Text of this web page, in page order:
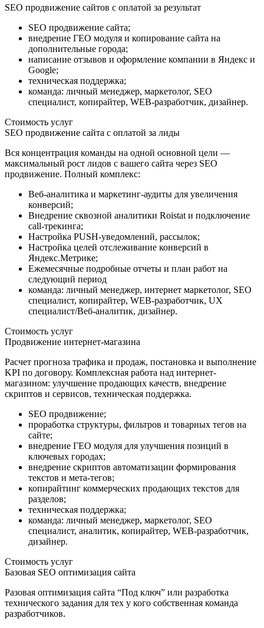
SEO продвижение сайтов с оплатой за результат
SEO продвижение сайта;
внедрение ГЕО модуля и копирование сайта на
дополнительные города;
написание отзывов и оформление компании в Яндекс и
Google;
техническая поддержка;
команда: личный менеджер, маркетолог, SEO
специалист, копирайтер, WEB-разработчик, дизайнер.
Стоимость услуг
SEO продвижение сайта с оплатой за лиды
Вся концентрация команды на одной основной цели —
максимальный рост лидов с вашего сайта через SEO
продвижение. Полный комплекс:
Веб-аналитика и маркетинг-аудиты для увеличения
конверсий;
Внедрение сквозной аналитики Roistat и подключение
call-трекинга;
Настройка PUSH-уведомлений, рассылок;
Настройка целей отслеживание конверсий в
Яндекс.Метрике;
Ежемесячные подробные отчеты и план работ на
следующий период
команда: личный менеджер, интернет маркетолог, SEO
специалист, копирайтер, WEB-разработчик, UX
специалист/Веб-аналитик, дизайнер.
Стоимость услуг
Продвижение интернет-магазина
Расчет прогноза трафика и продаж, постановка и выполнение
KPI по договору. Комплексная работа над интернет-
магазином: улучшение продающих качеств, внедрение
скриптов и сервисов, техническая поддержка.
SEO продвижение;
проработка структуры, фильтров и товарных тегов на
сайте;
внедрение ГЕО модуля для улучшения позиций в
ключевых городах;
внедрение скриптов автоматизации формирования
текстов и мета-тегов;
копирайтинг коммерческих продающих текстов для
разделов;
техническая поддержка;
команда: личный менеджер, маркетолог, SEO
специалист, аналитик, копирайтер, WEB-разработчик,
дизайнер.
Стоимость услуг
Базовая SEO оптимизация сайта
Разовая оптимизация сайта “Под ключ” или разработка
технического задания для тех у кого собственная команда
разработчиков.